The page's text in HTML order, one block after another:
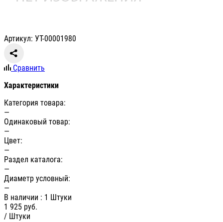
Артикул: УТ-00001980
Сравнить
Характеристики
Категория товара:
—
Одинаковый товар:
—
Цвет:
—
Раздел каталога:
—
Диаметр условный:
—
В наличии : 1 Штуки
1 925 руб.
/ Штуки